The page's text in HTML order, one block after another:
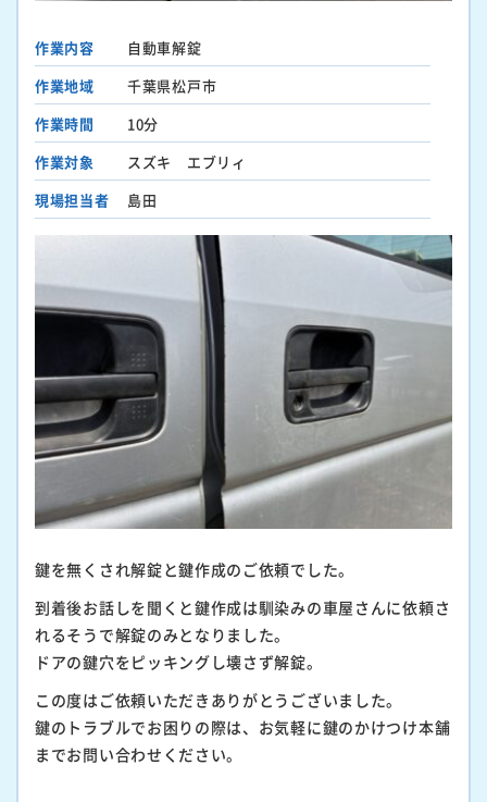
作業内容
自動車解錠
作業地域
千葉県松戸市
作業時間
10分
作業対象
スズキ エブリィ
現場担当者
島田
鍵を無くされ解錠と鍵作成のご依頼でした。
到着後お話しを聞くと鍵作成は馴染みの車屋さんに依頼さ
れるそうで解錠のみとなりました。
ドアの鍵穴をピッキングし壊さず解錠。
この度はご依頼いただきありがとうございました。
鍵のトラブルでお困りの際は、お気軽に鍵のかけつけ本舗
までお問い合わせください。